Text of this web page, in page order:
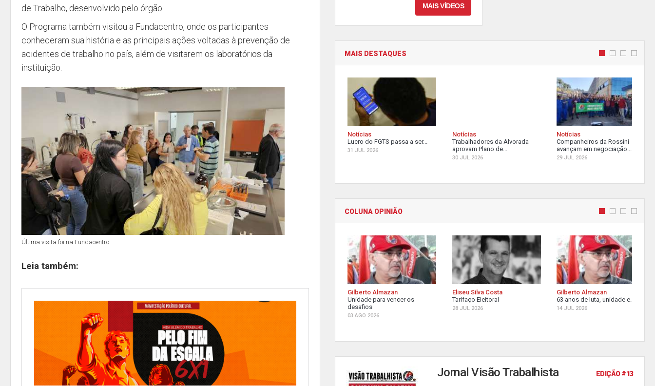
de Trabalho, desenvolvido pelo órgão.
O Programa também visitou a Fundacentro, onde os participantes
conheceram sua história e as principais ações voltadas à prevenção de
acidentes de trabalho no país, além de visitarem os laboratórios da
instituição.
Última visita foi na Fundacentro
Leia também:
MAIS VÍDEOS
MAIS DESTAQUES
Notícias
Lucro do FGTS passa a ser...
31 JUL 2026
Notícias
Trabalhadores da Alvorada
aprovam Plano de...
30 JUL 2026
Notícias
Companheiros da Rossini
avançam em negociação...
29 JUL 2026
COLUNA OPINIÃO
Gilberto Almazan
Unidade para vencer os
desafios
03 AGO 2026
Eliseu Silva Costa
Tarifaço Eleitoral
28 JUL 2026
Gilberto Almazan
63 anos de luta, unidade e...
14 JUL 2026
Jornal Visão Trabalhista EDIÇÃO #13